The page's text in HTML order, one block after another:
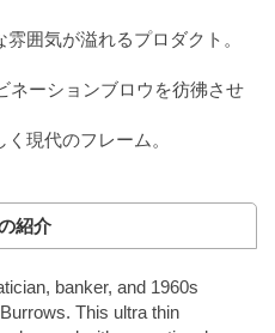
囲気が溢れるプロダクト。
ネーションブロウを彷彿させ
現代のフレーム。
紹介
banker, and 1960s
This ultra thin